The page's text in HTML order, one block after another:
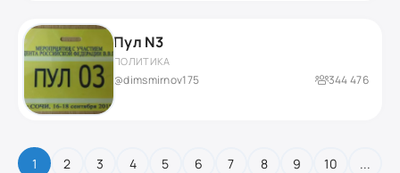
Пул N3
ПОЛИТИКА
@dimsmirnov175 344 476
1 2 3 4 5 6 7 8 9 10
...